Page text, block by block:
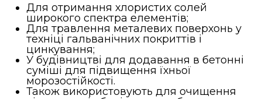
Для отримання хлористих солей
широкого спектра елементів;
Для травлення металевих поверхонь у
техніці гальванічних покриттів і
цинкування;
У будівництві для додавання в бетонні
суміші для підвищення їхньої
морозостійкості.
Також використовують для очищення